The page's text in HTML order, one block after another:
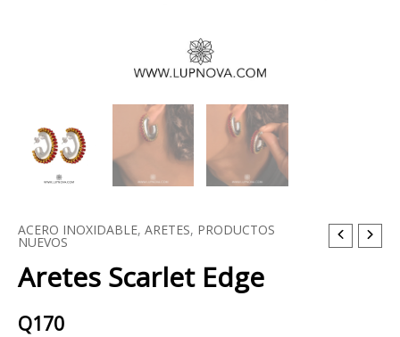
ACERO INOXIDABLE, ARETES, PRODUCTOS
NUEVOS
Aretes Scarlet Edge
Q170
Aretes
Edge